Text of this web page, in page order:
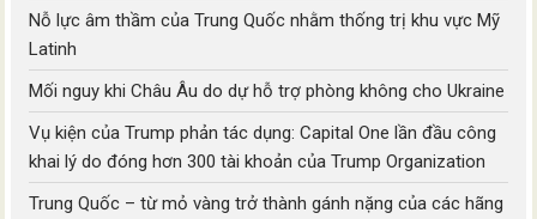
Nỗ lực âm thầm của Trung Quốc nhằm thống trị khu vực Mỹ
Latinh
Mối nguy khi Châu Âu do dự hỗ trợ phòng không cho Ukraine
Vụ kiện của Trump phản tác dụng: Capital One lần đầu công
khai lý do đóng hơn 300 tài khoản của Trump Organization
Trung Quốc – từ mỏ vàng trở thành gánh nặng của các hãng